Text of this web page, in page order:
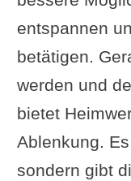
Schutz
und
entspannen
betätigen.
werden und
bietet
Ablenkung.
sondern gibt